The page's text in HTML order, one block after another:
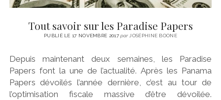
Tout savoir sur les Paradise Papers
PUBLIÉ LE 17 NOVEMBRE 2017parJOSÉPHINE BOONE
Depuis maintenant deux semaines, les Paradise
Papers font la une de l’actualité. Après les Panama
Papers dévoilés l’année dernière, c’est au tour de
l’optimisation fiscale massive d’être dévoilée.